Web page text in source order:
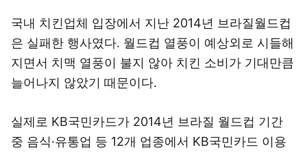
국내 치킨업체 입장에서 지난 2014년 브라질월드컵
은 실패한 행사였다. 월드컵 열풍이 예상외로 시들해
지면서 치맥 열풍이 불지 않아 치킨 소비가 기대만큼
늘어나지 않았기 때문이다.
실제로 KB국민카드가 2014년 브라질 월드컵 기간
중 음식·유통업 등 12개 업종에서 KB국민카드 이용